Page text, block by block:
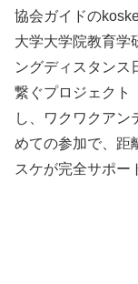
協会ガイドの
大学大学院教育学
ングディスタンス
繋ぐプロジェクト
し、ワクワクアン
めての参加で、距
スケが完全サポー